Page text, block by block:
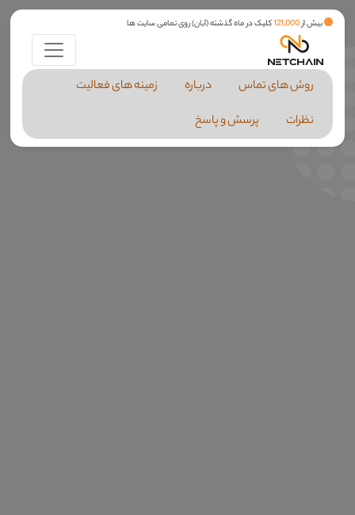
بیش از121,000کلیک در ماه گذشته (آبان) روی تمامی سایت ها
روش های تماس درباره
زمینه های فعالیت
نظرات
پرسش و پاسخ